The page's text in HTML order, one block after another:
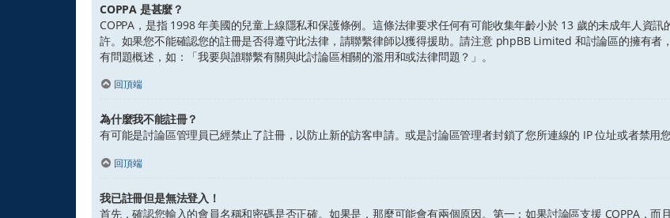
COPPA 是甚麼？
COPPA，是指 1998 年美國的兒童上線隱私和保護條例。這條法律要求任何有可能收集年齡小於 13 歲的未成年人資
許。如果您不能確認您的註冊是否得遵守此法律，請聯繫律師以獲得援助。請注意 phpBB Limited 和討論區的擁有
有問題概述，如：「我要與誰聯繫有關與此討論區相關的濫用和或法律問題？」。
回頂端
為什麼我不能註冊？
有可能是討論區管理員已經禁止了註冊，以防止新的訪客申請。或是討論區管理者封鎖了您所連線的 IP 位址或者禁用
回頂端
我已註冊但是無法登入！
首先，確認您輸入的會員名稱和密碼是否正確。如果是，那麼可能會有兩個原因。第一：如果討論區支援 COPPA，